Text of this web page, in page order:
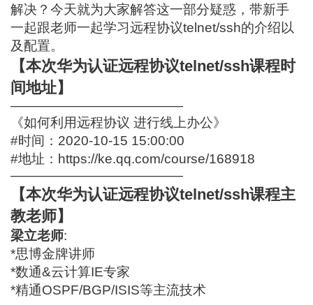
解决？今天就为大家解答这一部分疑惑，带新手
一起跟老师一起学习远程协议telnet/ssh的介绍以
及配置。
【本次华为认证远程协议telnet/ssh课程时
间地址】
—————————————
《如何利用远程协议 进行线上办公》
#时间：2020-10-15 15:00:00
#地址： https://ke.qq.com/course/168918
—————————————
【本次华为认证远程协议telnet/ssh课程主
教老师】
梁立老师:
*思博金牌讲师
*数通&云计算IE专家
*精通OSPF/BGP/ISIS等主流技术